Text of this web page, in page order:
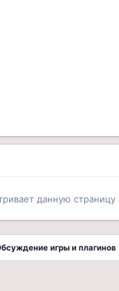
данную страницу
игры и плагинов